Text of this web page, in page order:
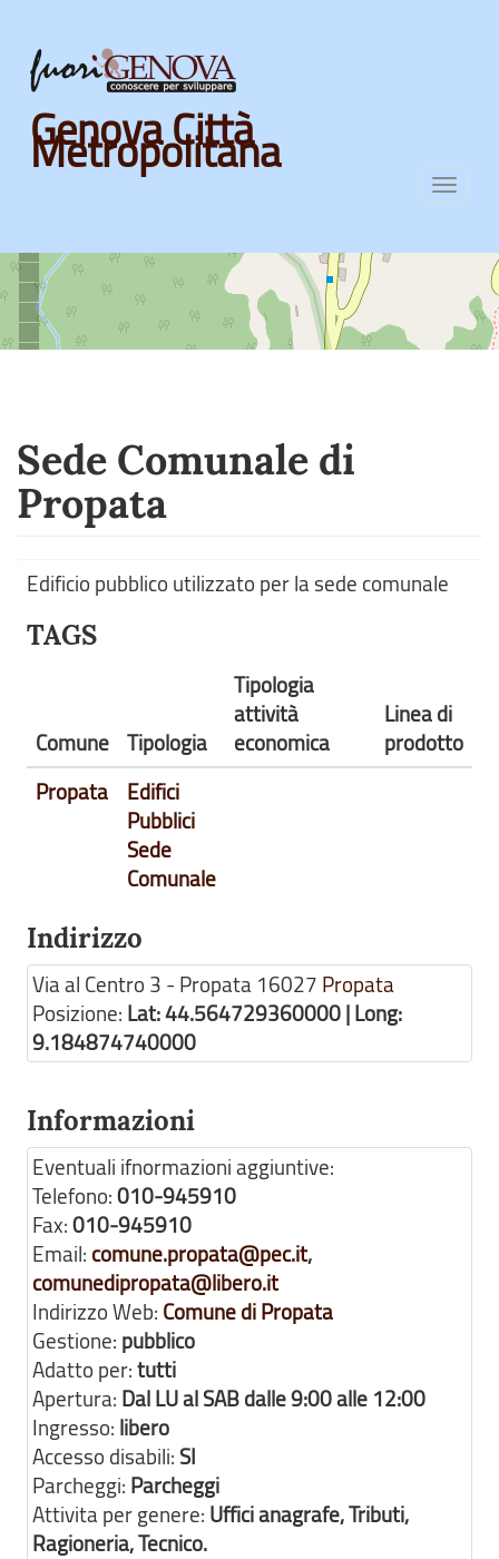
Skip
main
content
Genova Città
Metropolitana
Sede Comunale di
Propata
Edificio pubblico utilizzato per la sede comunale
TAGS
Comune Tipologia
Tipologia
attività
economica
Linea di
prodotto
Propata
Edifici
Pubblici
Sede
Comunale
Indirizzo
Via al Centro 3 - Propata 16027 Propata
Posizione: Lat: 44.564729360000 | Long:
9.184874740000
Informazioni
Eventuali ifnormazioni aggiuntive:
Telefono:010-945910
Fax:010-945910
Email: comune.propata@pec.it,
comunedipropata@libero.it
Indirizzo Web: Comune di Propata
Gestione: pubblico
Adatto per:tutti
Apertura: Dal LU al SAB dalle 9:00 alle 12:00
Ingresso: libero
Accesso disabili: SI
Parcheggi: Parcheggi
Attivita per genere: Uffici anagrafe, Tributi,
Ragioneria, Tecnico.